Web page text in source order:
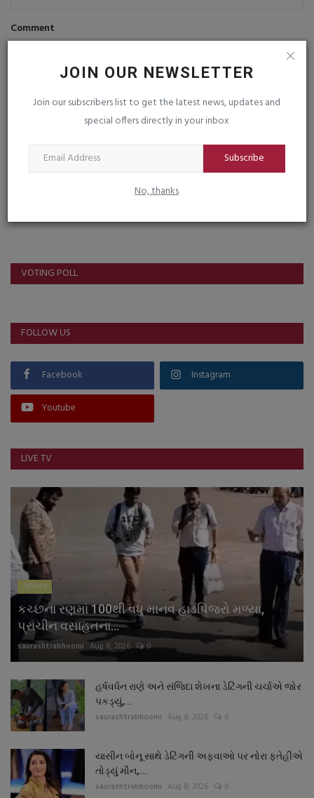
JOIN OUR NEWSLETTER
Join our subscribers list to get the latest news, updates and
special offers directly in your inbox
Subscribe
No, thanks
Comment
VOTING POLL
FOLLOW US
Facebook Instagram
Youtube
LIVE TV
ગુજરાત
કચ્છના રણમાં 100થી વધુ માનવ હાડપિંજરો મળ્યા,
પ્રાચીન વસાહતના...
saurashtrabhoomi Aug 8, 2026 0
હર્ષવર્ધન રાણે અને સંજિદા શેખના ડેટિંગની ચર્ચાએ જોર
પકડ્યું,...
saurashtrabhoomi Aug 8, 2026 0
યાસીન બોનૂ સાથે ડેટિંગની અફવાઓ પર નોરા ફતેહીએ
તોડ્યું મૌન,...
saurashtrabhoomi Aug 8, 2026 0